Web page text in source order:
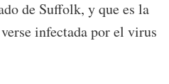
de Suffolk, y que es la
infectada por el virus